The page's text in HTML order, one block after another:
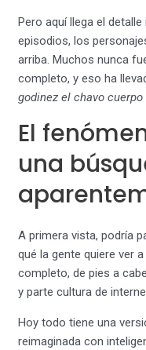
Pero aquí llega el
episodios, los
arriba. Muchos nunca
completo, y eso ha
godinez el chavo
El
una
A primera vista, podría
qué la gente quiere ver
completo, de pies a
y parte cultura de
Hoy todo tiene una
reimaginada con